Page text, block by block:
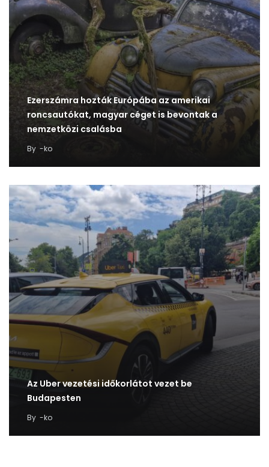
Ezerszámra hozták Európába az amerikai
roncsautókat, magyar céget is bevontak a
nemzetközi csalásba
By -ko
Az Uber vezetési időkorlátot vezet be
Budapesten
By -ko